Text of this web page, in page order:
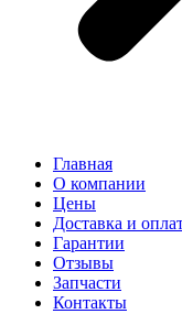
Главная
О компании
Цены
Доставка и
Гарантии
Отзывы
Запчасти
Контакты